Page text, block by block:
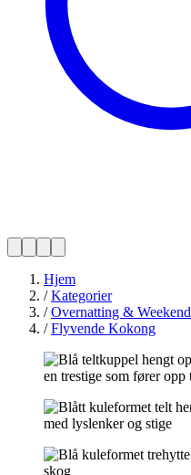
Hjem
/Kategorier
/Overnatting & Weekend
/Flyvende Kokong